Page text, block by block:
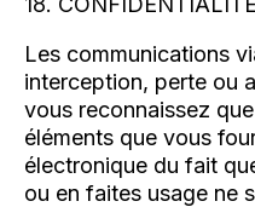
Les communications
interception, perte ou
vous reconnaissez
éléments que vous
électronique du fait
ou en faites usage ne